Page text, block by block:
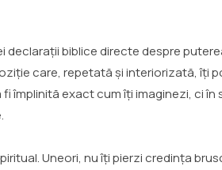
declarații biblice directe despre
care, repetată și interiorizată, îți
exact cum îți imaginezi, ci în
Uneori, nu îți pierzi credința